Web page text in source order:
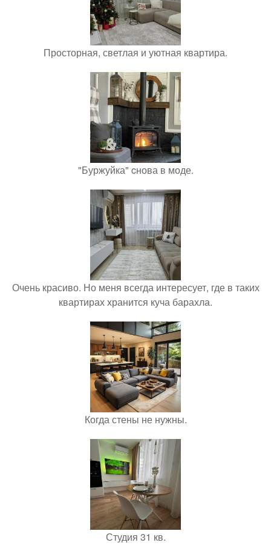
Просторная, светлая и уютная квартира.
"Буржуйка" cнова в моде.
Очень красиво. Но меня всегда интересует, где в таких
квартирах хранится куча барахла.
Когда стены не нужны.
Студия 31 кв.